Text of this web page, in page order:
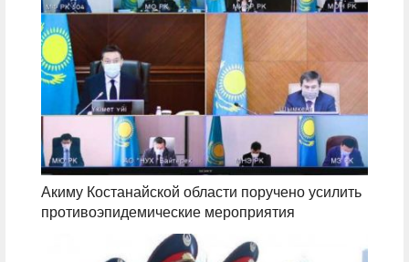
Акиму Костанайской области поручено усилить
противоэпидемические мероприятия